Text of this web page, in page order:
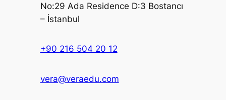
No:29 Ada Residence D:3 Bostancı
– İstanbul
+90 216 504 20 12
vera@veraedu.com